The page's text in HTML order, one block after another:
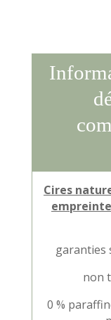
Cires
garanties
non
0 %